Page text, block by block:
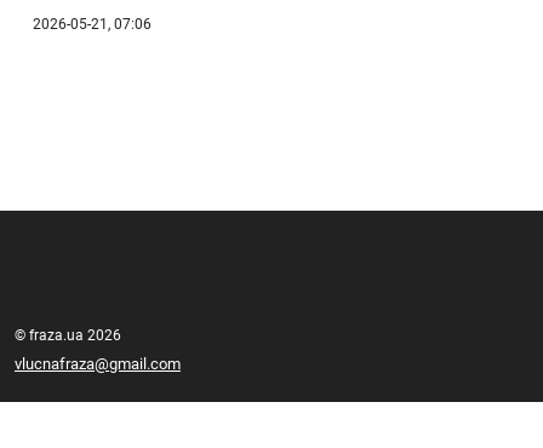
2026-05-21, 07:06
© fraza.ua 2026
vlucnafraza@gmail.com